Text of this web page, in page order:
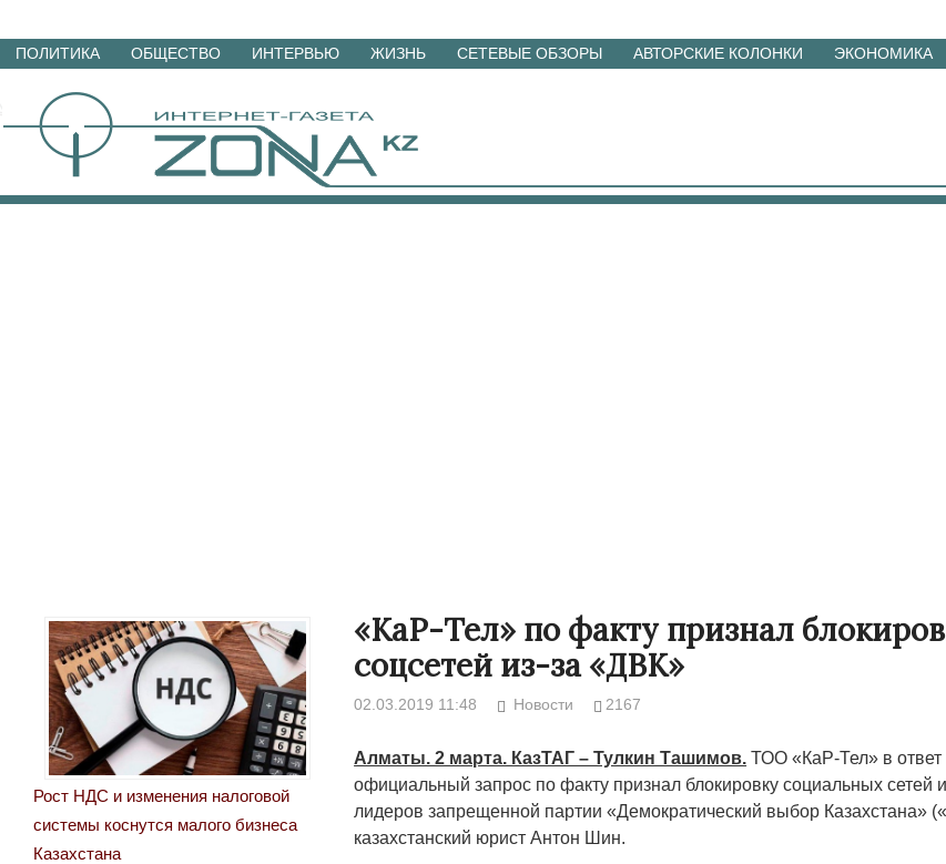
Перейти
материалам
ПОЛИТИКА ОБЩЕСТВО ИНТЕРВЬЮ ЖИЗНЬ СЕТЕВЫЕ ОБЗОРЫ АВТОРСКИЕ КОЛОНКИ ЭКОНОМИКА
«КаР-Тел» по факту признал
соцсетей из-за «ДВК»
02.03.2019 11:48 Новости 2167
Алматы. 2 марта. КазТАГ – Тулкин Ташимов. ТОО «КаР-Тел» в ответ
официальный запрос по факту признал блокировку социальных сетей
лидеров запрещенной партии «Демократический выбор Казахстана»
казахстанский юрист Антон Шин.
Рост НДС и изменения налоговой
системы коснутся малого бизнеса
Казахстана
Народ выбрал свет